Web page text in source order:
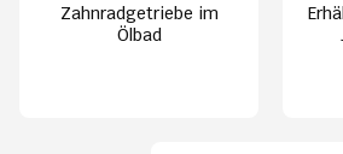
Zahnradgetriebe im
Ölbad